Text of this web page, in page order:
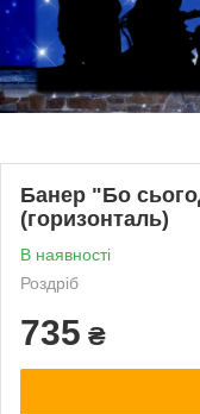
Банер "Бо
(горизонталь)
В наявності
Роздріб
735 ₴